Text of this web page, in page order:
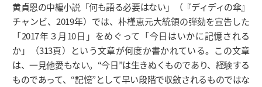
黄貞恩の中編小説「何も語る必要はない」（『ディディの傘』
チャンビ、2019年）では、朴槿恵元大統領の弾劾を宣告した
「2017年３月10日」をめぐって「今日はいかに記憶される
か」（313頁）という文章が何度か書かれている。この文章
は、一見他愛もない。“今日”は生きぬくものであり、経験する
ものであって、“記憶”として早い段階で収斂されるものではな